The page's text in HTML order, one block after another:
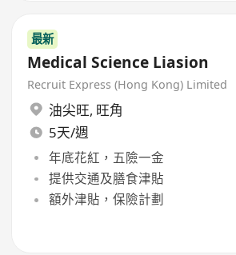
最新
Medical Science Liasion
Recruit Express (Hong Kong) Limited
油尖旺, 旺角
5天/週
年底花紅，五險一金
提供交通及膳食津貼
額外津貼，保險計劃